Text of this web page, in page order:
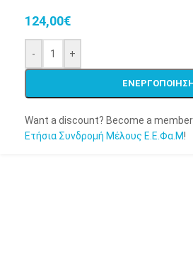
124,00€
- +
Want a discount? Become a
Ετήσια Συνδρομή Μέλους Ε.Ε.Φα.Μ!